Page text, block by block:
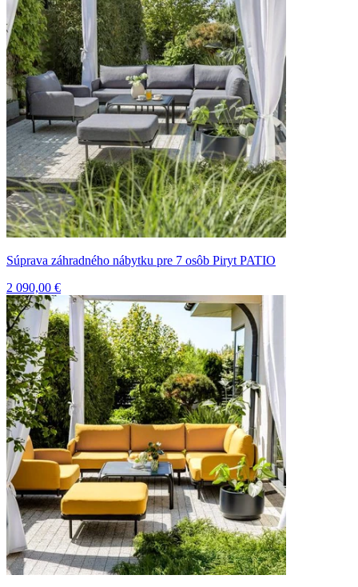
Súprava záhradného nábytku pre 7 osôb Piryt PATIO
2 090,00 €